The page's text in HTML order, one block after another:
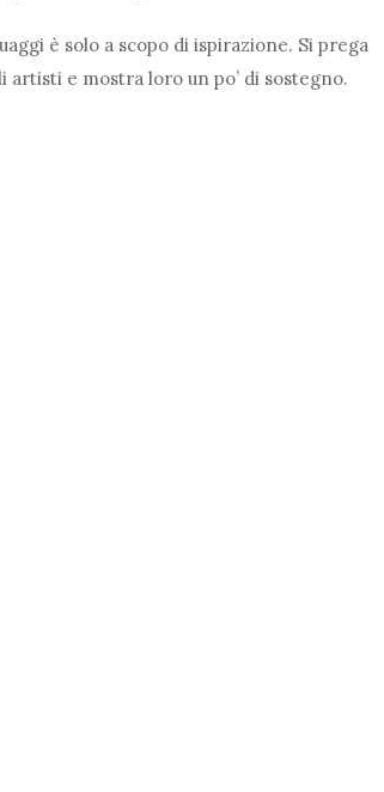
è solo a scopo di ispirazione. Si prega
e mostra loro un po’ di sostegno.